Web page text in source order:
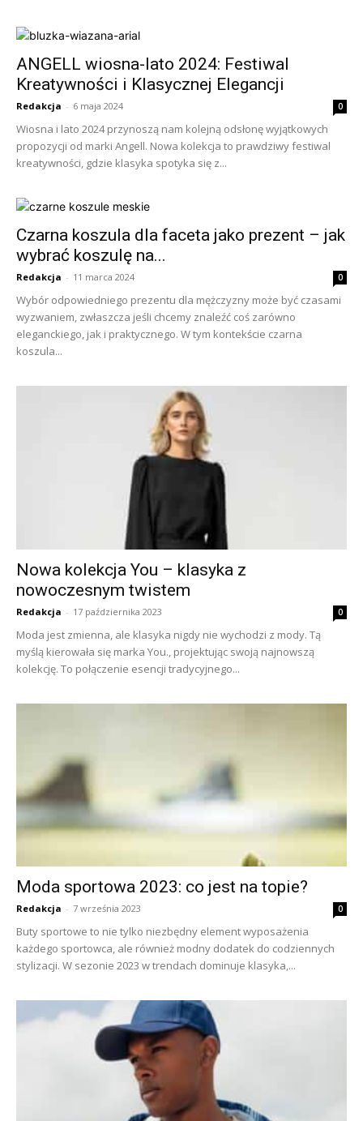
ANGELL wiosna-lato 2024: Festiwal
Kreatywności i Klasycznej Elegancji
Redakcja - 6 maja 2024 0
Wiosna i lato 2024 przynoszą nam kolejną odsłonę wyjątkowych
propozycji od marki Angell. Nowa kolekcja to prawdziwy festiwal
kreatywności, gdzie klasyka spotyka się z...
Czarna koszula dla faceta jako prezent – jak
wybrać koszulę na...
Redakcja - 11 marca 2024 0
Wybór odpowiedniego prezentu dla mężczyzny może być czasami
wyzwaniem, zwłaszcza jeśli chcemy znaleźć coś zarówno
eleganckiego, jak i praktycznego. W tym kontekście czarna
koszula...
Nowa kolekcja You – klasyka z
nowoczesnym twistem
Redakcja - 17 października 2023 0
Moda jest zmienna, ale klasyka nigdy nie wychodzi z mody. Tą
myślą kierowała się marka You., projektując swoją najnowszą
kolekcję. To połączenie esencji tradycyjnego...
Moda sportowa 2023: co jest na topie?
Redakcja - 7 września 2023 0
Buty sportowe to nie tylko niezbędny element wyposażenia
każdego sportowca, ale również modny dodatek do codziennych
stylizacji. W sezonie 2023 w trendach dominuje klasyka,...